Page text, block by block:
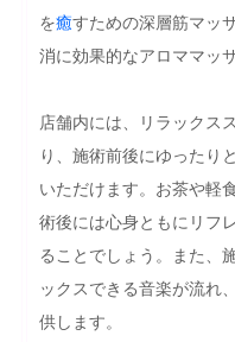
を癒すための深層筋マッ
消に効果的なアロママッ
店舗内には、リラックス
り、施術前後にゆったり
いただけます。お茶や軽
術後には心身ともにリフ
ることでしょう。また、
ックスできる音楽が流れ
供します。